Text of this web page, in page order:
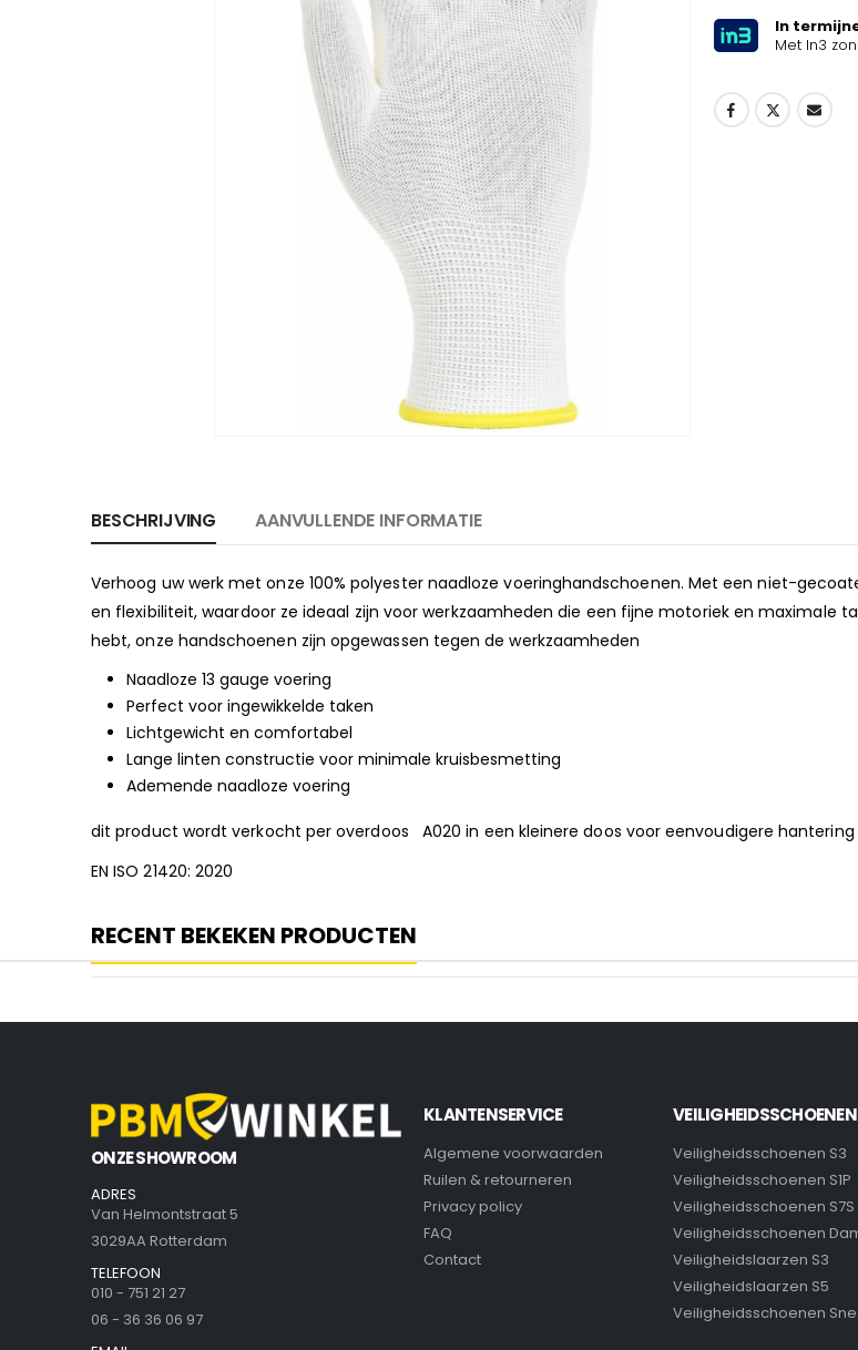
In
Met In3
BESCHRIJVING AANVULLENDE INFORMATIE
Verhoog uw werk met onze 100% polyester naadloze voeringhandschoenen. Met een niet-
en flexibiliteit, waardoor ze ideaal zijn voor werkzaamheden die een fijne motoriek en maximale
hebt, onze handschoenen zijn opgewassen tegen de werkzaamheden
Naadloze 13 gauge voering
Perfect voor ingewikkelde taken
Lichtgewicht en comfortabel
Lange linten constructie voor minimale kruisbesmetting
Ademende naadloze voering
dit product wordt verkocht per overdoos A020 in een kleinere doos voor eenvoudigere
EN ISO 21420: 2020
RECENT BEKEKEN PRODUCTEN
ONZE SHOWROOM
ADRES
Van Helmontstraat 5
3029AA Rotterdam
TELEFOON
010 - 751 21 27
06 - 36 36 06 97
KLANTENSERVICE
Algemene voorwaarden
Ruilen & retourneren
Privacy policy
FAQ
Contact
VEILIGHEIDSSCHOENEN
Veiligheidsschoenen S3
Veiligheidsschoenen S1P
Veiligheidsschoenen S7S
Veiligheidsschoenen
Veiligheidslaarzen S3
Veiligheidslaarzen S5
Veiligheidsschoenen